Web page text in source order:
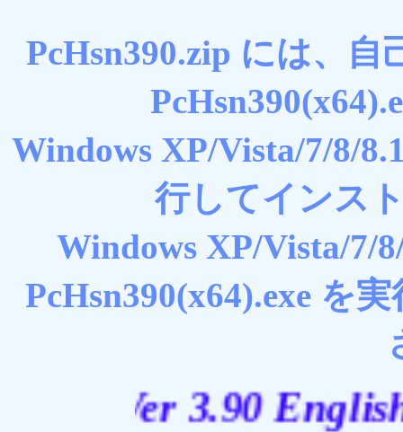
PcHsn390.zip には、自
Windows XP/Vista/7/8/
行してインス
Windows XP/Vista/7/
PcHsn390(x64).exe を
Ver 3.90 English